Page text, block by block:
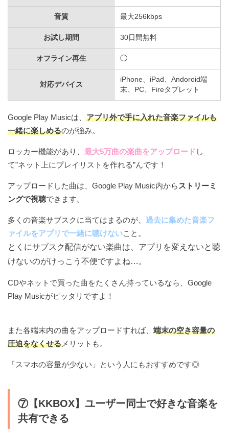
Nissy（西島隆弘）
SHINJIRO ATAE(from AAA)
Shuta Sueyoshi
TRF
urata naoya (AAA)
わーすた
伊藤千晃
宇野実彩子 (AAA)
加治ひとみ
宮脇詩音
倖田來未
音質 最大256kbps
お試し期間 30日間無料
オフライン再生 ◯
対応デバイス
iPhone、iPad、Andoroid端
末、PC、Fireタブレット
Google Play Musicは、アプリ外で手に入れた音楽ファイルも
一緒に楽しめるのが強み。
ロッカー機能があり、最大5万曲の楽曲をアップロード し
て”ネット上にプレイリストを作れる”んです！
アップロードした曲は、Google Play Music内から ストリーミ
ングで視聴できます。
多くの音楽サブスクに当てはまるのが、過去に集めた音楽フ
ァイルをアプリで一緒に聴けないこと。
とくにサブスク配信がない楽曲は、アプリを変えないと聴
けないのがけっこう不便ですよね…。
CDやネットで買った曲をたくさん持っているなら、Google
Play Musicがピッタリですよ！
また各端末内の曲をアップロードすれば、端末の空き容量の
圧迫をなくせる メリットも。
「スマホの容量が少ない」という人にもおすすめです◎
⑦【KKBOX】ユーザー同士で好きな音楽を
共有できる